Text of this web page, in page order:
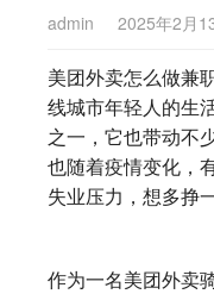
admin 2025年2月
美团外卖怎么做兼
线城市年轻人的生
之一，它也带动不
也随着疫情变化，
失业压力，想多挣
作为一名美团外卖